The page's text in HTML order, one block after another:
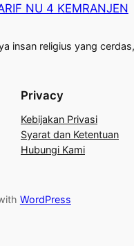
NU 4 KEMRANJEN
insan religius yang
Privacy
Kebijakan Privasi
Syarat dan Ketentuan
Hubungi Kami
WordPress